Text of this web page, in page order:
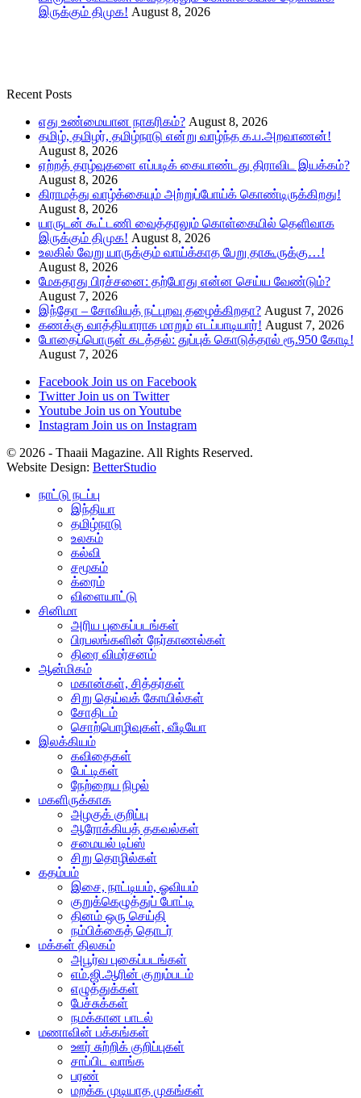
இருக்கும் திமுக! August 8, 2026
Recent Posts
எது உண்மையான நாகரிகம்? August 8, 2026
தமிழ், தமிழர், தமிழ்நாடு என்று வாழ்ந்த க.ப.அறவாணன்!
August 8, 2026
ஏற்றத் தாழ்வுகளை எப்படிக் கையாண்டது திராவிட இயக்கம்?
August 8, 2026
கிராமத்து வாழ்க்கையும் அற்றுப்போய்க் கொண்டிருக்கிறது!
August 8, 2026
யாருடன் கூட்டணி வைத்தாலும் கொள்கையில் தெளிவாக
இருக்கும் திமுக! August 8, 2026
உலகில் வேறு யாருக்கும் வாய்க்காத பேறு தாகூருக்கு…!
August 8, 2026
மேகதாது பிரச்சனை: தற்போது என்ன செய்ய வேண்டும்?
August 7, 2026
இந்தோ – சோவியத் நட்புறவு தழைக்கிறதா? August 7, 2026
கணக்கு வாத்தியாராக மாறும் எடப்பாடியார்! August 7, 2026
போதைப்பொருள் கடத்தல்: துப்புக் கொடுத்தால் ரூ.950 கோடி!
August 7, 2026
Facebook Join us on Facebook
Twitter Join us on Twitter
Youtube Join us on Youtube
Instagram Join us on Instagram
© 2026 - Thaaii Magazine. All Rights Reserved.
Website Design: BetterStudio
நாட்டு நடப்பு
இந்தியா
தமிழ்நாடு
உலகம்
கல்வி
சமூகம்
க்ரைம்
விளையாட்டு
சினிமா
அரிய புகைப்படங்கள்
பிரபலங்களின் நேர்காணல்கள்
திரை விமர்சனம்
ஆன்மிகம்
மகான்கள், சித்தர்கள்
சிறு தெய்வக் கோயில்கள்
சோதிடம்
சொற்பொழிவுகள், வீடியோ
இலக்கியம்
கவிதைகள்
பேட்டிகள்
நேற்றைய நிழல்
மகளிருக்காக
அழகுக் குறிப்பு
ஆரோக்கியத் தகவல்கள்
சமையல் டிப்ஸ்
சிறு தொழில்கள்
கதம்பம்
இசை, நாட்டியம், ஓவியம்
குறுக்கெழுத்துப் போட்டி
தினம் ஒரு செய்தி
நம்பிக்கைத் தொடர்
மக்கள் திலகம்
அபூர்வ புகைப்படங்கள்
எம்.ஜி.ஆரின் குறும்படம்
எழுத்துக்கள்
பேச்சுக்கள்
நமக்கான பாடல்
மணாவின் பக்கங்கள்
ஊர் சுற்றிக் குறிப்புகள்
சாப்பிட வாங்க
பரண்
மறக்க முடியாத முகங்கள்